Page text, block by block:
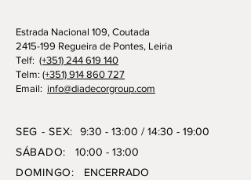
Estrada Nacional 109, Coutada
2415-199 Regueira de Pontes, Leiria
Telf: (+351) 244 619 140
Telm: (+351) 914 860 727
Email: info@diadecorgroup.com
SEG - SEX:9:30 - 13:00 / 14:30 - 19:00
SÁBADO: 10:00 - 13:00
DOMINGO: ENCERRADO